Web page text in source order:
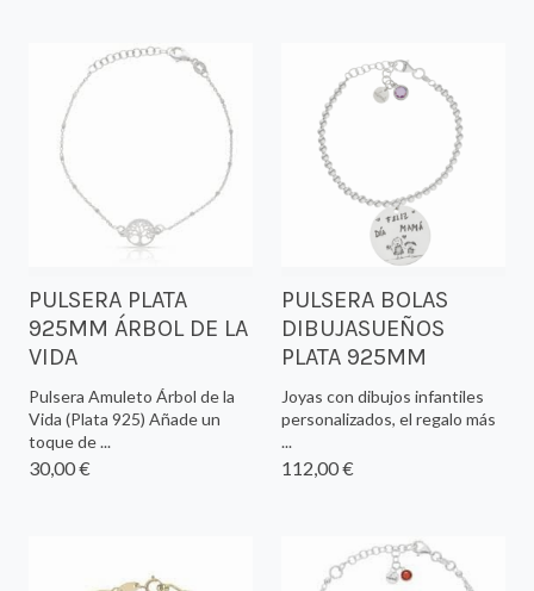
PULSERA PLATA
925MM ÁRBOL DE LA
VIDA
Pulsera Amuleto Árbol de la
Vida (Plata 925) Añade un
toque de ...
30,00 €
PULSERA BOLAS
DIBUJASUEÑOS
PLATA 925MM
Joyas con dibujos infantiles
personalizados, el regalo más
...
112,00 €